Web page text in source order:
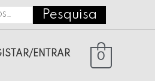
Pesquisa
ENTRAR 0